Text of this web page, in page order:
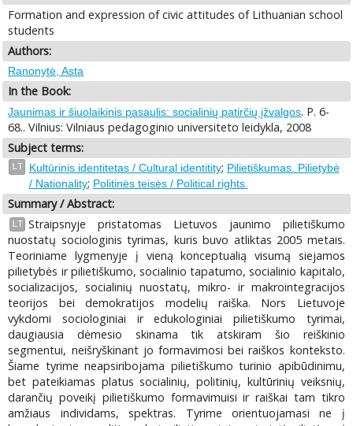
Formation and expression of civic attitudes of Lithuanian school
students
Authors:
Ranonytė, Asta
In the Book:
Jaunimas ir šiuolaikinis pasaulis: socialinių patirčių įžvalgos. P. 6-
68.. Vilnius: Vilniaus pedagoginio universiteto leidykla, 2008
Subject terms:
LT Kultūrinis identitetas / Cultural identitity; Pilietiškumas. Pilietybė
/ Nationality; Politinės teisės / Political rights.
Summary / Abstract:
LT Straipsnyje pristatomas Lietuvos jaunimo pilietiškumo
nuostatų sociologinis tyrimas, kuris buvo atliktas 2005 metais.
Teoriniame lygmenyje į vieną konceptualią visumą siejamos
pilietybės ir pilietiškumo, socialinio tapatumo, socialinio kapitalo,
socializacijos, socialinių nuostatų, mikro- ir makrointegracijos
teorijos bei demokratijos modelių raiška. Nors Lietuvoje
vykdomi sociologiniai ir edukologiniai pilietiškumo tyrimai,
daugiausia dėmesio skinama tik atskiram šio reiškinio
segmentui, neišryškinant jo formavimosi bei raiškos konteksto.
Šiame tyrime neapsiribojama pilietiškumo turinio apibūdinimu,
bet pateikiamas platus socialinių, politinių, kultūrinių veiksnių,
darančių poveikį pilietiškumo formavimuisi ir raiškai tam tikro
amžiaus individams, spektras. Tyrime orientuojamasi ne į